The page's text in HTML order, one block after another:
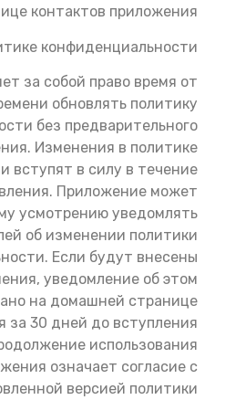
контактов приложения.
конфиденциальности
за собой право время от
обновлять политику
без предварительного
Изменения в политике
вступят в силу в течение
Приложение может
усмотрению уведомлять
об изменении политики
Если будут внесены
уведомление об этом
на домашней странице
за 30 дней до вступления
использования
означает согласие с
версией политики